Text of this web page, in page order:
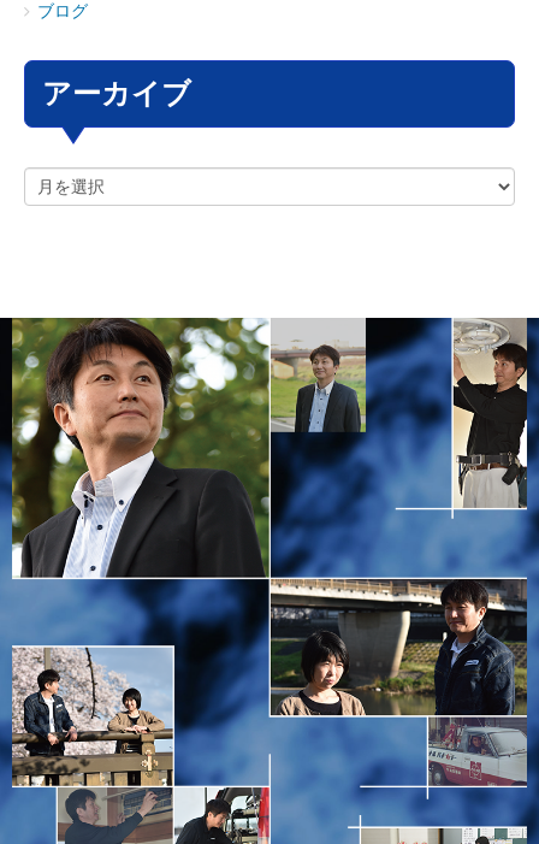
ブログ
アーカイブ